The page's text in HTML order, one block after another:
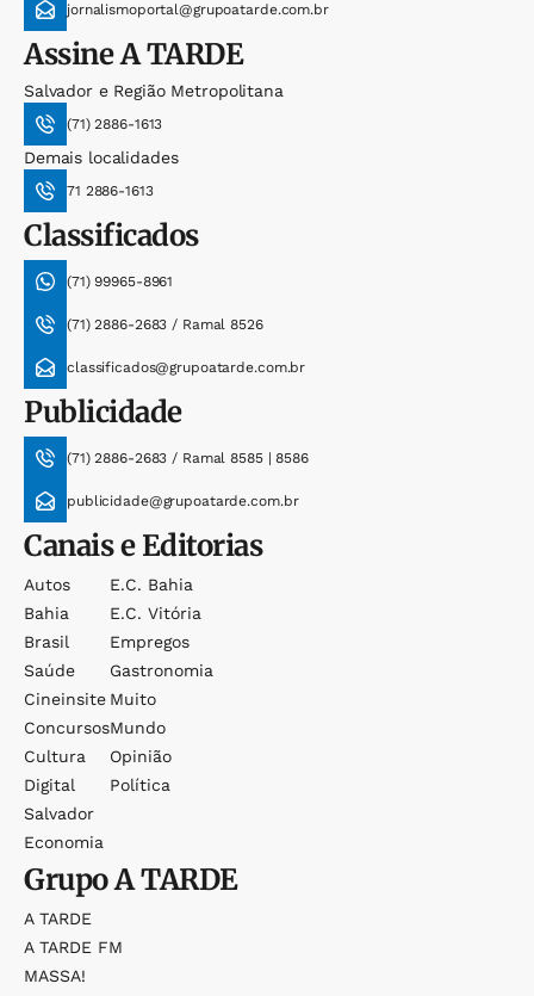
jornalismoportal@grupoatarde.com.br
AssineA TARDE
Salvador e Região Metropolitana
(71) 2886-1613
Demais localidades
71 2886-1613
Classificados
(71) 99965-8961
(71) 2886-2683 / Ramal 8526
classificados@grupoatarde.com.br
Publicidade
(71) 2886-2683 / Ramal 8585 | 8586
publicidade@grupoatarde.com.br
Canais e Editorias
Autos
Bahia
Brasil
Saúde
Cineinsite
Concursos
Cultura
Digital
Salvador
Economia
E.c. Bahia
E.c. Vitória
Empregos
Gastronomia
Muito
Mundo
Opinião
Política
GrupoA TARDE
A TARDE
A TARDE FM
MASSA!